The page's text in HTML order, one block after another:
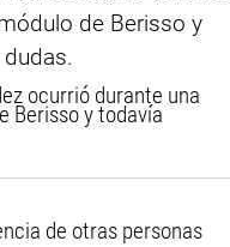
ocurrió durante una
Berisso y todavía
de otras personas